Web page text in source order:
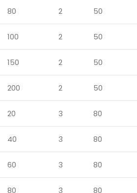
80 2 50
100 2 50
150 2 50
200 2 50
20 3 80
40 3 80
60 3 80
80 3 80